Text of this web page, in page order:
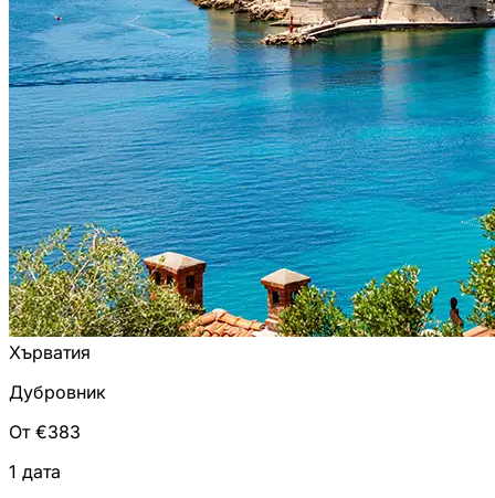
Хърватия
Дубровник
От €383
1 дата